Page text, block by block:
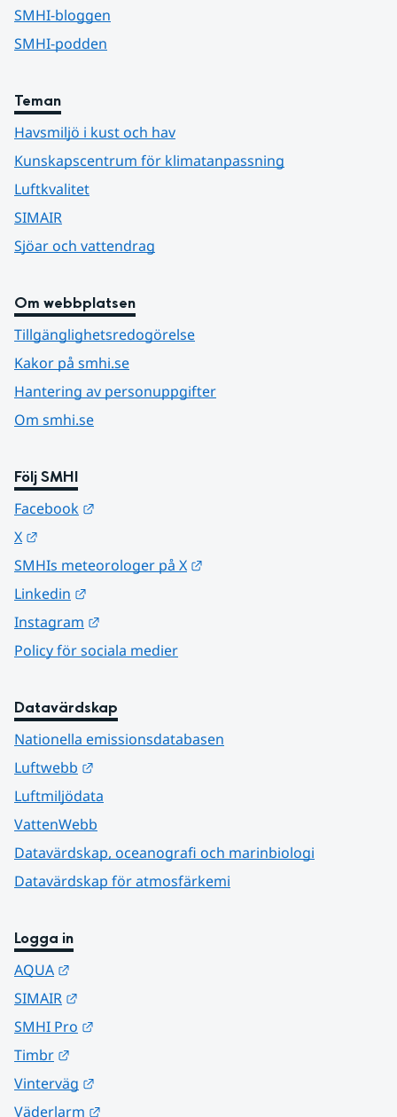
SMHI-bloggen
SMHI-podden
Teman
Havsmiljö i kust och hav
Kunskapscentrum för klimatanpassning
Luftkvalitet
SIMAIR
Sjöar och vattendrag
Om webbplatsen
Tillgänglighetsredogörelse
Kakor på smhi.se
Hantering av personuppgifter
Om smhi.se
Följ SMHI
Facebook
X
SMHIs meteorologer på X
Linkedin
Instagram
Policy för sociala medier
Datavärdskap
Nationella emissionsdatabasen
Luftwebb
Luftmiljödata
VattenWebb
Datavärdskap, oceanografi och marinbiologi
Datavärdskap för atmosfärkemi
Logga in
AQUA
SIMAIR
SMHI Pro
Timbr
Vinterväg
Väderlarm